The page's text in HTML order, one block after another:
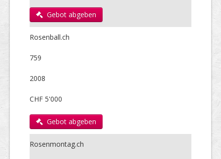
Gebot abgeben
Rosenball.ch
759
2008
CHF 5'000
Gebot abgeben
Rosenmontag.ch